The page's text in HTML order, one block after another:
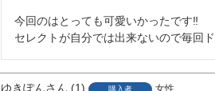
今回のはとっても可愛いかったです‼︎
セレクトが自分では出来ないので毎回
ゆきぽん 1
女性